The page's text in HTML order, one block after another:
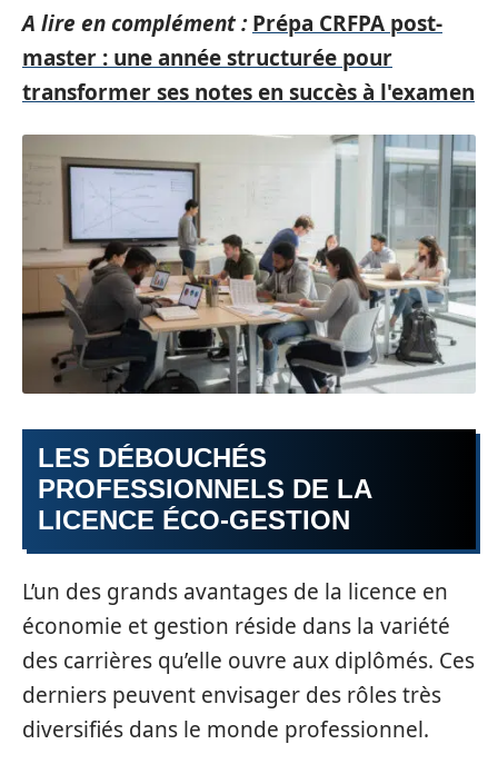
A lire en complément : Prépa CRFPA post-
master : une année structurée pour
transformer ses notes en succès à l'examen
LES DÉBOUCHÉS
PROFESSIONNELS DE LA
LICENCE ÉCO-GESTION
L’un des grands avantages de la licence en
économie et gestion réside dans la variété
des carrières qu’elle ouvre aux diplômés. Ces
derniers peuvent envisager des rôles très
diversifiés dans le monde professionnel.